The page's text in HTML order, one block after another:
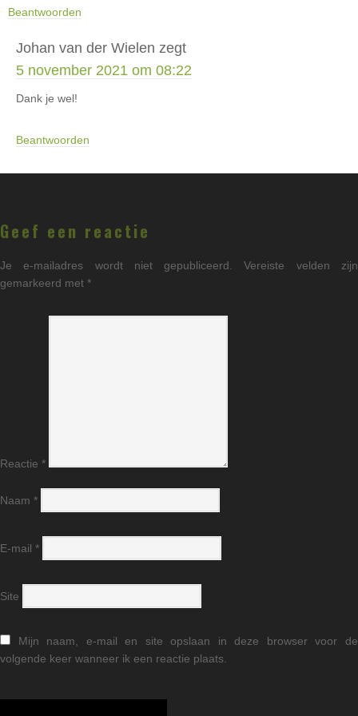
Beantwoorden
Johan van der Wielen zegt
5 november 2021 om 08:22
Dank je wel!
Beantwoorden
Geef een reactie
Je e-mailadres wordt niet gepubliceerd.
Vereiste velden zijn
gemarkeerd met *
Reactie *
Naam *
E-mail *
Site
Mijn naam, e-mail en site opslaan in deze browser voor de
volgende keer wanneer ik een reactie plaats.